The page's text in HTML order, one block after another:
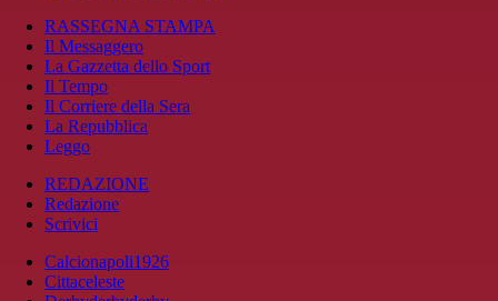
RASSEGNA STAMPA
Il Messaggero
La Gazzetta dello Sport
Il Tempo
Il Corriere della Sera
La Repubblica
Leggo
REDAZIONE
Redazione
Scrivici
Calcionapoli1926
Cittaceleste